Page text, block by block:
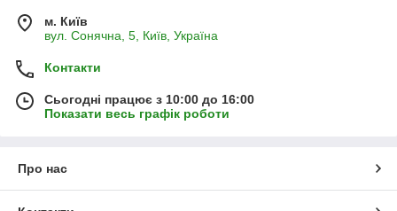
м. Київ
вул. Сонячна, 5, Київ, Україна
Контакти
Сьогодні працює з 10:00 до 16:00
Показати весь графік роботи
Про нас